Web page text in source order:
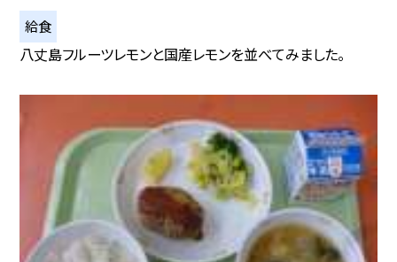
給食
八丈島フルーツレモンと国産レモンを並べてみました。